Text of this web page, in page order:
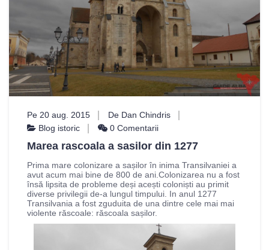
Pe 20 aug. 2015
De Dan Chindris
Blog istoric
0 Comentarii
Marea rascoala a sasilor din 1277
Prima mare colonizare a sașilor în inima Transilvaniei a
avut acum mai bine de 800 de ani.Colonizarea nu a fost
însă lipsita de probleme deși acești coloniști au primit
diverse privilegii de-a lungul timpului. In anul 1277
Transilvania a fost zguduita de una dintre cele mai mai
violente răscoale: răscoala sașilor.